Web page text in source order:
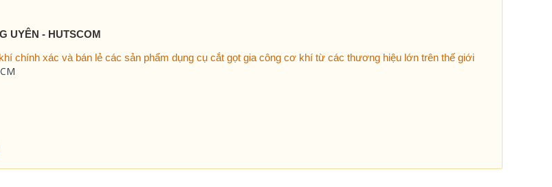
UYÊN - HUTSCOM
chính xác và bán lẻ các sản phẩm dụng cụ cắt gọt gia công cơ khí từ các thương hiệu lớn trên thế giới